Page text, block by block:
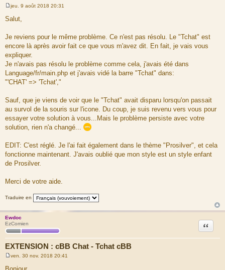
M
e
s
g
e
jeu. 9 août 2018 20:31
Salut,
Je reviens pour le même problème. Ce n'est pas résolu. Le "Tchat" est
encore là après avoir fait ce que vous m'avez dit. En fait, je vais vous
expliquer.
Je n'avais pas résolu le problème comme cela, j'avais été dans
Language/fr/main.php et j'avais vidé la barre "Tchat" dans:
"'CHAT' => 'Tchat',"
Sauf, que je viens de voir que le "Tchat" avait disparu lorsqu'on passait
au survol de la souris sur l'icone. Du coup, je suis revenu vers vous pour
essayer votre solution à vous...Mais le problème persiste avec votre
solution, rien n'a changé...
EDIT: C'est réglé. Je l'ai fait également dans le thème "Prosilver", et cela
fonctionne maintenant. J'avais oublié que mon style est un style enfant
de Prosilver.
Merci de votre aide.
Traduire en
Ewdoc
EzComien
EXTENSION : cBB Chat - Tchat cBB
Citation
e
ven. 30 nov. 2018 20:41